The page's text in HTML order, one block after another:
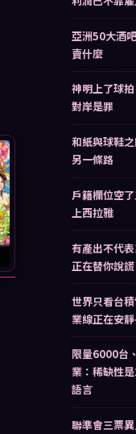
亞洲50大酒
賣什麼
神明上了球
對岸是罪
和紙與球鞋
另一條路
戶籍欄位空
上西拉雅
有產出不代
正在替你說謊
世界只看台
業線正在安
限量6000台
業：稀缺性
語言
聯準會三票